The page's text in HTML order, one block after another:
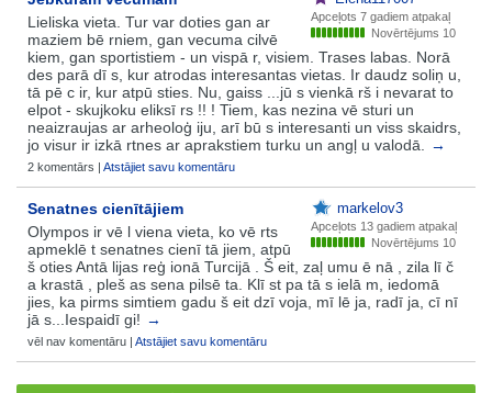
Apceļots 7 gadiem atpakaļ
Novērtējums 10
Lieliska vieta. Tur var doties gan ar
maziem bē rniem, gan vecuma cilvē
kiem, gan sportistiem - un vispā r, visiem. Trases labas. Norā
des parā dī s, kur atrodas interesantas vietas. Ir daudz soliņ u,
tā pē c ir, kur atpū sties. Nu, gaiss ...jū s vienkā rš i nevarat to
elpot - skujkoku eliksī rs !! ! Tiem, kas nezina vē sturi un
neaizraujas ar arheoloģ iju, arī bū s interesanti un viss skaidrs,
jo visur ir izkā rtnes ar aprakstiem turku un angļ u valodā.
→
2 komentārs | Atstājiet savu komentāru
markelov3
Apceļots 13 gadiem atpakaļ
Novērtējums 10
Senatnes cienītājiem
Olympos ir vē l viena vieta, ko vē rts
apmeklē t senatnes cienī tā jiem, atpū
š oties Antā lijas reģ ionā Turcijā . Š eit, zaļ umu ē nā , zila lī č
a krastā , pleš as sena pilsē ta. Klī st pa tā s ielā m, iedomā
jies, ka pirms simtiem gadu š eit dzī voja, mī lē ja, radī ja, cī nī
jā s...Iespaidī gi! →
vēl nav komentāru | Atstājiet savu komentāru